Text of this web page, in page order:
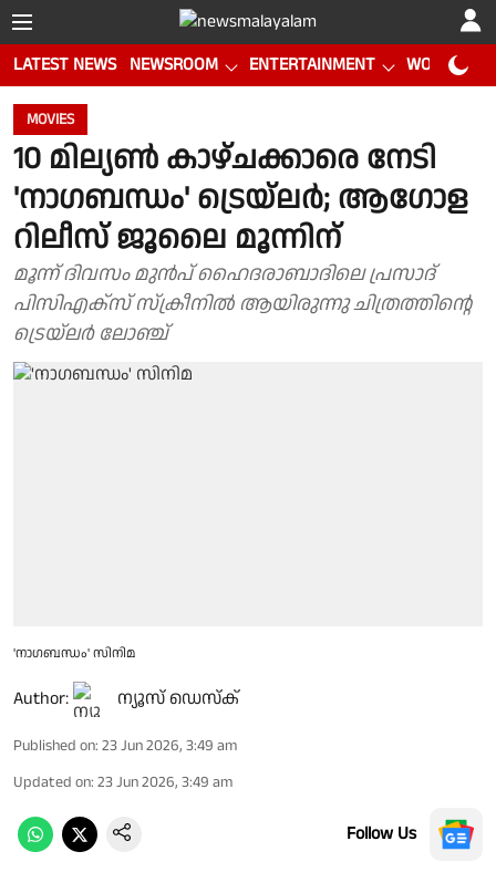
LATEST NEWS NEWSROOM ENTERTAINMENT WORLD CUP
MOVIES
10 മില്യൺ കാഴ്ചക്കാരെ നേടി
'നാഗബന്ധം' ട്രെയ്‌ലർ; ആഗോള
റിലീസ് ജൂലൈ മൂന്നിന്
മൂന്ന് ദിവസം മുൻപ് ഹൈദരാബാദിലെ പ്രസാദ്
പിസിഎക്സ് സ്ക്രീനിൽ ആയിരുന്നു ചിത്രത്തിന്റെ
ട്രെയ്‌ലർ ലോഞ്ച്
'നാഗബന്ധം' സിനിമ
Author: ന്യൂസ് ഡെസ്ക്
Published on: 23 Jun 2026, 3:49 am
Updated on: 23 Jun 2026, 3:49 am
Follow Us